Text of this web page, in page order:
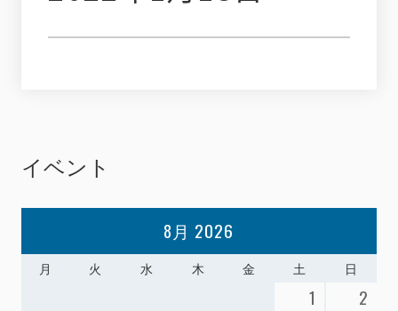
イベント
8月 2026
月 火 水 木 金 土 日
1
2